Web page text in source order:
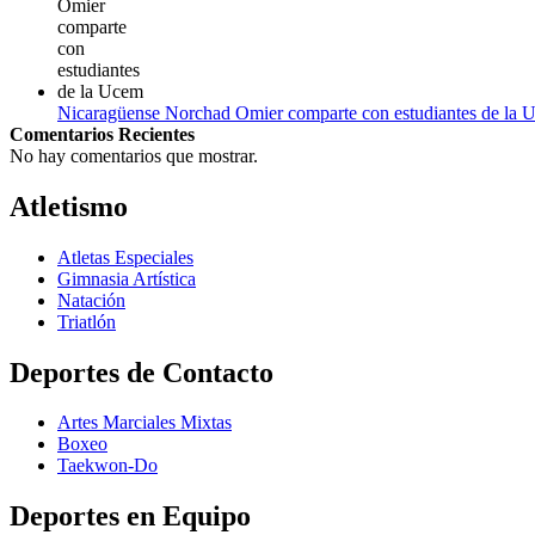
Nicaragüense Norchad Omier comparte con estudiantes de la
Comentarios Recientes
No hay comentarios que mostrar.
Atletismo
Atletas Especiales
Gimnasia Artística
Natación​
Triatlón​
Deportes de Contacto
Artes Marciales Mixtas
Boxeo
Taekwon-Do
Deportes en Equipo